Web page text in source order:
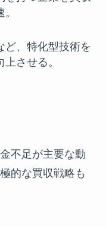
ど、特化型技術を
させる。
不足が主要な動
的な買収戦略も